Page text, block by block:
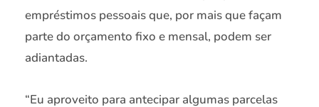
empréstimos pessoais que, por mais que façam
parte do orçamento fixo e mensal, podem ser
adiantadas.
“Eu aproveito para antecipar algumas parcelas